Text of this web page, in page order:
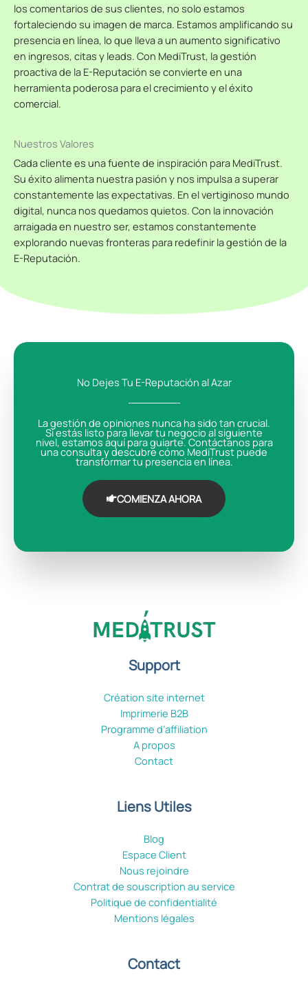
los comentarios de sus clientes, no solo estamos
fortaleciendo su imagen de marca. Estamos amplificando su
presencia en línea, lo que lleva a un aumento significativo
en ingresos, citas y leads. Con MediTrust, la gestión
proactiva de la E-Reputación se convierte en una
herramienta poderosa para el crecimiento y el éxito
comercial.
Nuestros Valores
Cada cliente es una fuente de inspiración para MediTrust.
Su éxito alimenta nuestra pasión y nos impulsa a superar
constantemente las expectativas. En el vertiginoso mundo
digital, nunca nos quedamos quietos. Con la innovación
arraigada en nuestro ser, estamos constantemente
explorando nuevas fronteras para redefinir la gestión de la
E-Reputación.
No Dejes Tu E-Reputación al Azar
La gestión de opiniones nunca ha sido tan crucial.
Si estás listo para llevar tu negocio al siguiente
nivel, estamos aquí para guiarte. Contáctanos para
una consulta y descubre cómo MediTrust puede
transformar tu presencia en línea.
COMIENZA AHORA
Support
Création site internet
Imprimerie B2B
Programme d’affiliation
A propos
Contact
Liens Utiles
Blog
Espace Client
Nous rejoindre
Contrat de souscription au service
Politique de confidentialité
Mentions légales
Contact